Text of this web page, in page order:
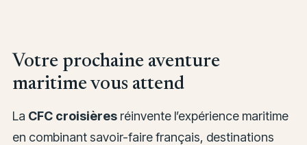
Votre prochaine aventure
maritime vous attend
La CFC croisièresréinvente l’expérience maritime
en combinant savoir-faire français, destinations